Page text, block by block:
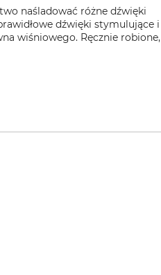
naśladować różne dźwięki
dźwięki stymulujące i
wiśniowego. Ręcznie robione,